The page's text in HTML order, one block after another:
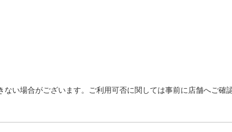
い場合がございます。ご利用可否に関しては事前に店舗へご確